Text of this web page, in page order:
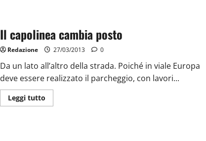
Il capolinea cambia posto
Redazione 27/03/2013 0
Da un lato all’altro della strada. Poiché in viale Europa
deve essere realizzato il parcheggio, con lavori...
Leggi tutto